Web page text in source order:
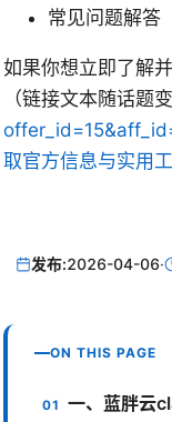
常见问题解答
如果你想立即了解
（链接文本随话题
取官方信息与实用工
发布:2026-04-06·
ON THIS PAGE
一、蓝胖云